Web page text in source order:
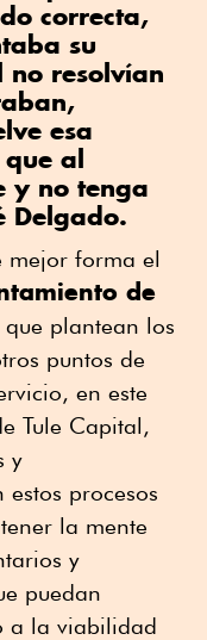
correcta,
su
resolvían
esa
al
y no tenga
Delgado.
forma el
de
plantean los
puntos de
en este
Tule Capital,
y
procesos
la mente
y
puedan
a la viabilidad